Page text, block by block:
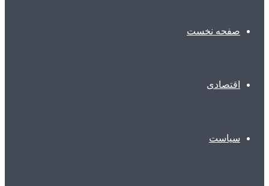
صفحه نخست
اقتصادی
سیاست